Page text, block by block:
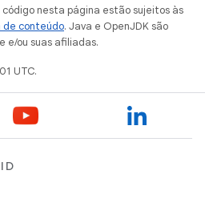
nesta página estão sujeitos às
de conteúdo. Java e OpenJDK são
e/ou suas afiliadas.
UTC.